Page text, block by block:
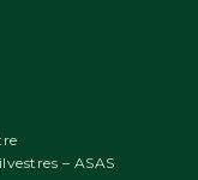
– ASAS